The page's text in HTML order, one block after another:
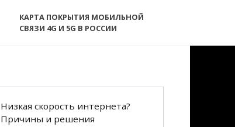
КАРТА ПОКРЫТИЯ МОБИЛЬНОЙ
СВЯЗИ 4G И 5G В РОССИИ
Низкая скорость интернета?
Причины и решения